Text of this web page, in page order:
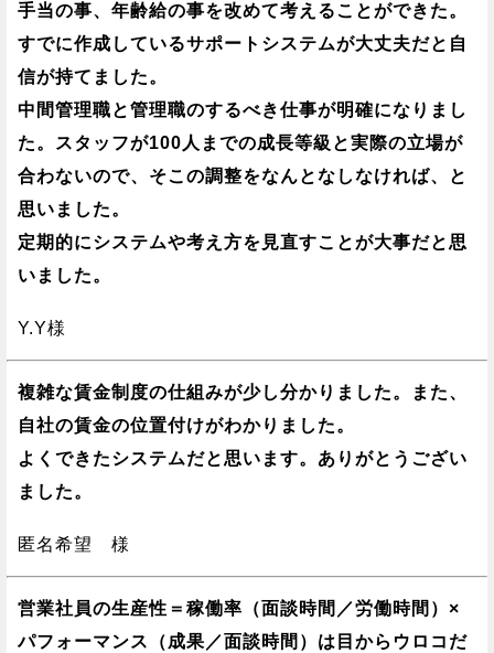
手当の事、年齢給の事を改めて考えることができた。
すでに作成しているサポートシステムが大丈夫だと自
信が持てました。
中間管理職と管理職のするべき仕事が明確になりまし
た。スタッフが100人までの成長等級と実際の立場が
合わないので、そこの調整をなんとなしなければ、と
思いました。
定期的にシステムや考え方を見直すことが大事だと思
いました。
Y.Y様
複雑な賃金制度の仕組みが少し分かりました。また、
自社の賃金の位置付けがわかりました。
よくできたシステムだと思います。ありがとうござい
ました。
匿名希望 様
営業社員の生産性＝稼働率（面談時間／労働時間）×
パフォーマンス（成果／面談時間）は目からウロコだ